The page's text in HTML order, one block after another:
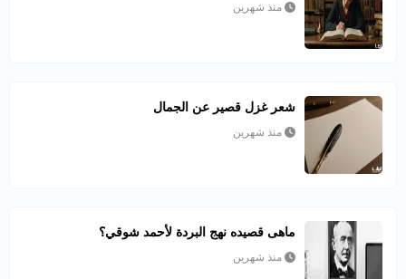
منذ شهرين
شعر غزل قصير عن الجمال
منذ شهرين
ماهى قصيده نهج البردة لأحمد شوقي؟
منذ شهرين